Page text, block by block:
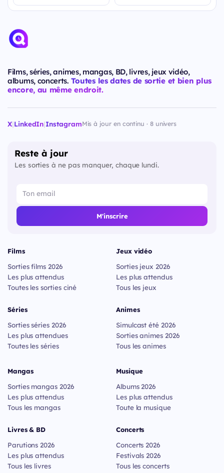
Films, séries, animes, mangas, BD, livres, jeux vidéo,
albums, concerts. Toutes les dates de sortie et bien plus
encore, au même endroit.
X|LinkedIn|InstagramMis à jour en continu · 8 univers
Reste à jour
Les sorties à ne pas manquer, chaque lundi.
M'inscrire
Films
Sorties films 2026
Les plus attendus
Toutes les sorties ciné
Séries
Sorties séries 2026
Les plus attendues
Toutes les séries
Jeux vidéo
Sorties jeux 2026
Les plus attendus
Tous les jeux
Animes
Simulcast été 2026
Sorties animes 2026
Tous les animes
Mangas
Sorties mangas 2026
Les plus attendus
Tous les mangas
Livres & BD
Parutions 2026
Les plus attendus
Tous les livres
Musique
Albums 2026
Les plus attendus
Toute la musique
Concerts
Concerts 2026
Festivals 2026
Tous les concerts